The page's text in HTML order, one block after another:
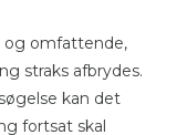
og omfattende,
straks afbrydes.
kan det
fortsat skal